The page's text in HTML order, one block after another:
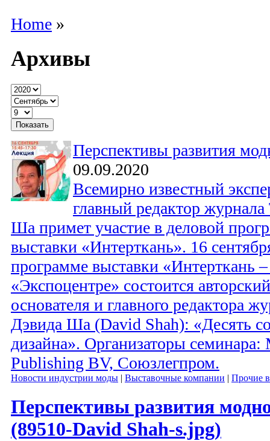
Home »
Архивы
Перспективы развития
09.09.2020
Всемирно известный
главный редактор
Ша примет участие в деловой
выставки «Интерткань». 16
программе выставки «Интерткань
«Экспоцентре» состоится
основателя и главного редактора
Дэвида Ша (David Shah): «Десять
дизайна». Организаторы
Publishing BV, Союзлегпром.
Новости индустрии моды | Выставочные компании | Прочие
Перспективы развития
(89510-David Shah-s.jpg)